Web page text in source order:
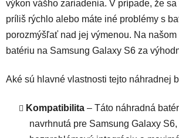
výkon vášho zariadenia. V prípade, že
príliš rýchlo alebo máte iné problémy s
porozmýšľať nad jej výmenou. Na
batériu na Samsung Galaxy S6 za
Aké sú hlavné vlastnosti tejto náhradnej
Kompatibilita – Táto náhradná
navrhnutá pre Samsung Galaxy